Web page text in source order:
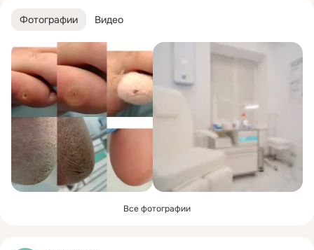
Фотографии Видео
Все фотографии